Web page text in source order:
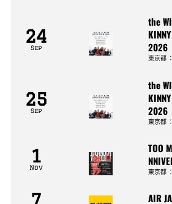
24
Sep
the
2026
東京都
25
Sep
the
2026
東京都
1
Nov
TOO
東京都
7 AIR